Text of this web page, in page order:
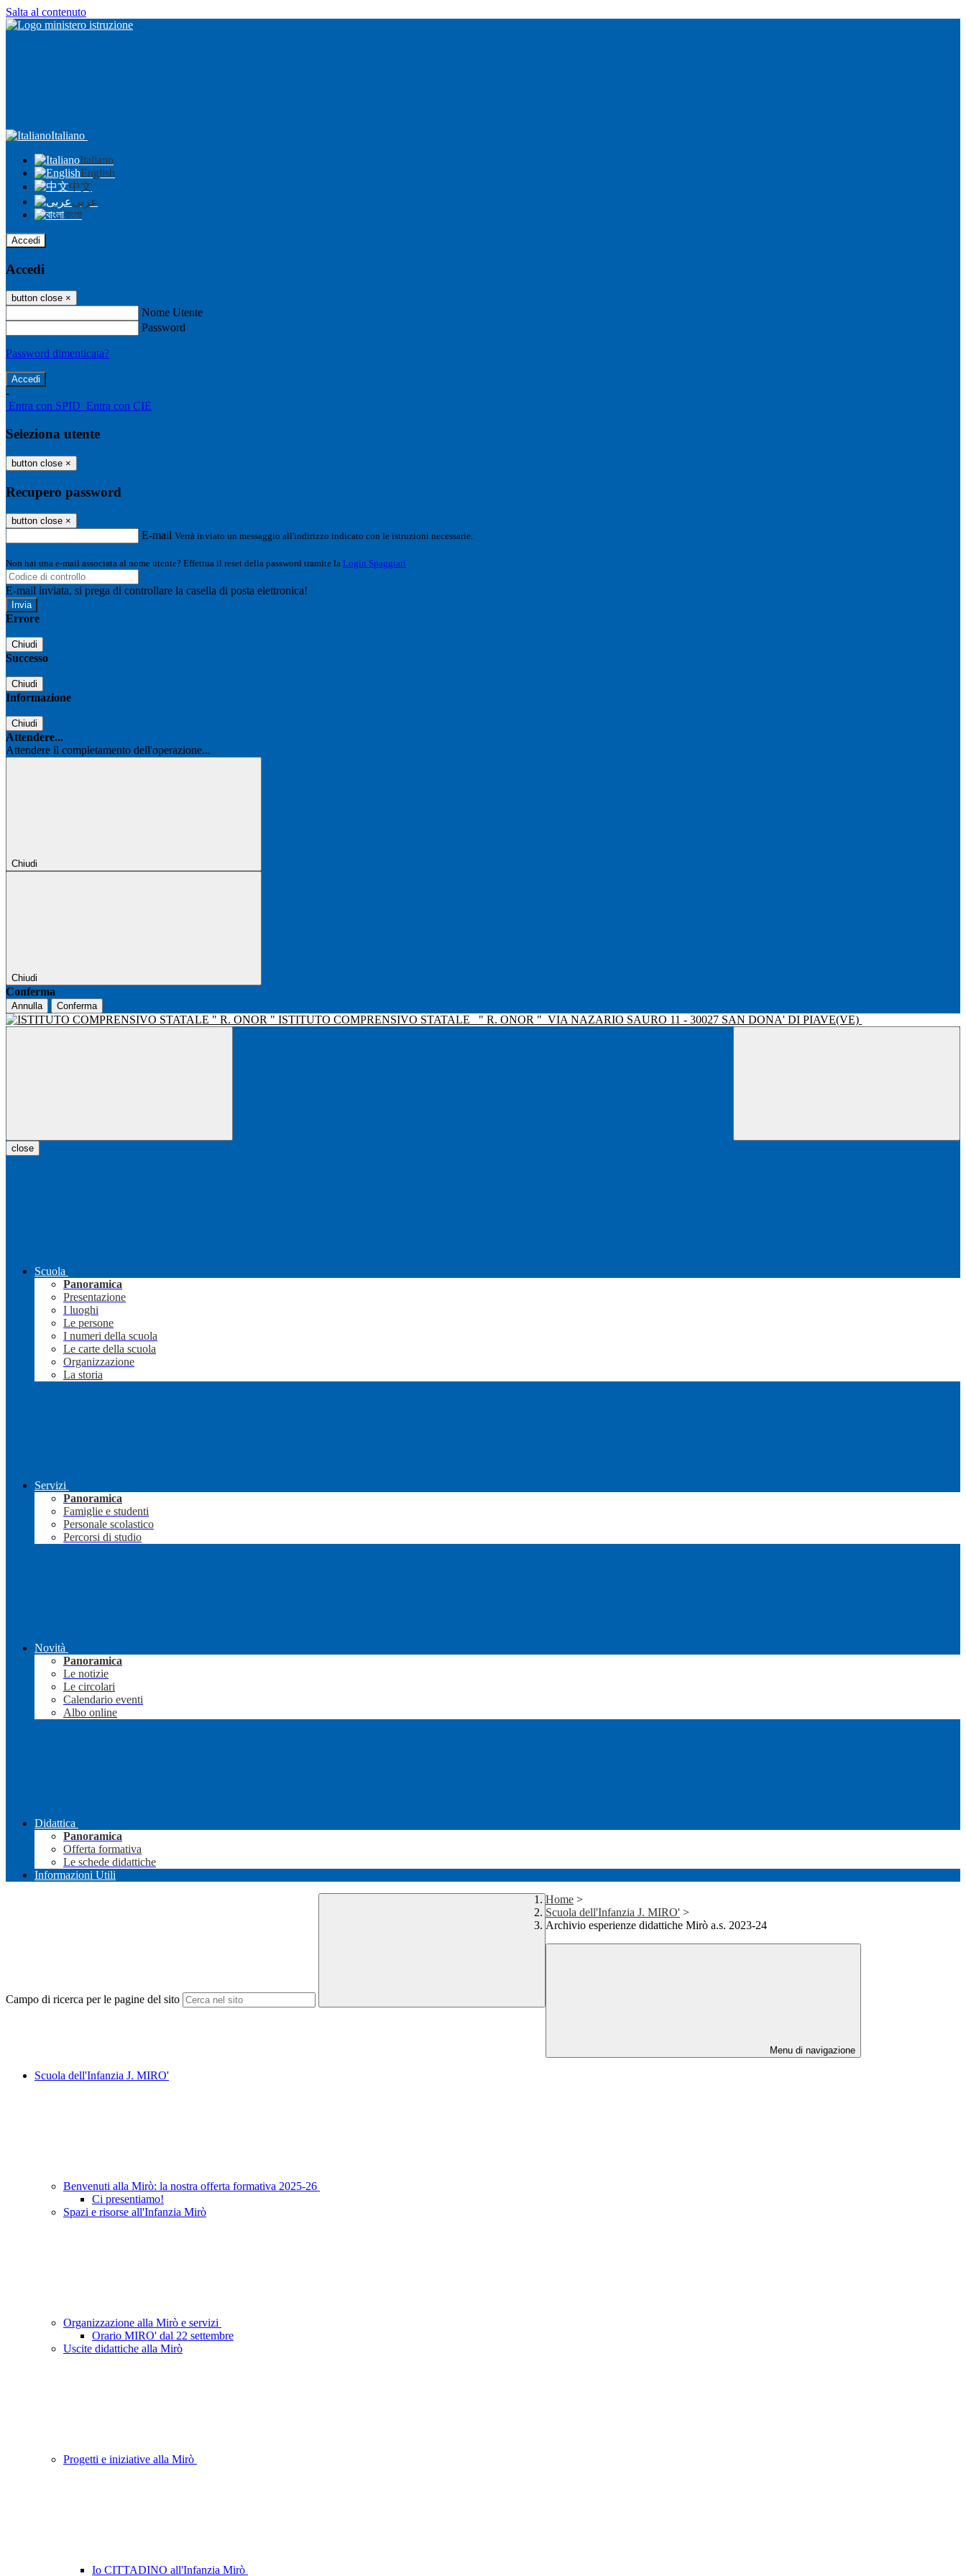
Salta al contenuto
Italiano
Italiano
English
中文
عربى
বাংলা
Accedi
Accedi
button close ×
Nome Utente
Password
Password dimenticata?
-
Entra con SPID Entra con CIE
Seleziona utente
button close ×
Recupero password
button close ×
E-mail Verrà inviato un messaggio all'indirizzo indicato con le istruzioni necessarie.
Non hai una e-mail associata al nome utente? Effettua il reset della password tramite la Login Spaggiari
E-mail inviata, si prega di controllare la casella di posta elettronica!
Errore
Chiudi
Successo
Chiudi
Informazione
Chiudi
Attendere...
Attendere il completamento dell'operazione...
Chiudi
Chiudi
Conferma
Annulla Conferma
ISTITUTO COMPRENSIVO STATALE " R. ONOR " VIA NAZARIO SAURO 11 - 30027 SAN DONA' DI PIAVE(VE)
close
Scuola
Panoramica
Presentazione
I luoghi
Le persone
I numeri della scuola
Le carte della scuola
Organizzazione
La storia
Servizi
Panoramica
Famiglie e studenti
Personale scolastico
Percorsi di studio
Novità
Panoramica
Le notizie
Le circolari
Calendario eventi
Albo online
Didattica
Panoramica
Offerta formativa
Le schede didattiche
Informazioni Utili
Campo di ricerca per le pagine del sito
Home >
Scuola dell'Infanzia J. MIRO' >
Archivio esperienze didattiche Mirò a.s. 2023-24
Menu di navigazione
Scuola dell'Infanzia J. MIRO'
Benvenuti alla Mirò: la nostra offerta formativa 2025-26
Ci presentiamo!
Spazi e risorse all'Infanzia Mirò
Organizzazione alla Mirò e servizi
Orario MIRO' dal 22 settembre
Uscite didattiche alla Mirò
Progetti e iniziative alla Mirò
Io CITTADINO all'Infanzia Mirò